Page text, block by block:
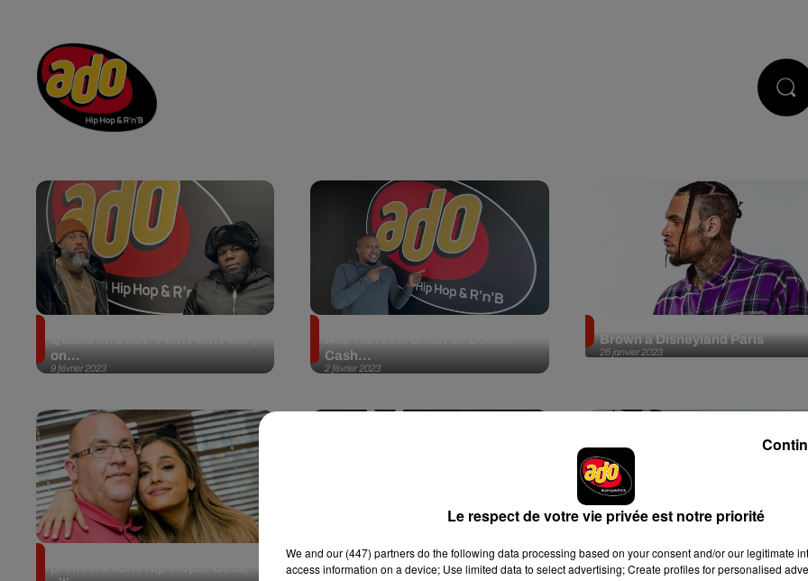
9 février 2023
on...
2 février 2023
Cash...
26 janvier 2023
Brown à Disneyland Paris
“Je n’ai même pas pris de photo
avec elle” : l’une des
Mars 1997, quand IAM a voulu
révéler l’École du micro d’argent
Le respect de votre vie privée est notre priorité
We and our (447) partnersdo the following data processing based on your consent and/or our legitimate
access information on a device; Use limited data to select advertising; Create profiles for personalised